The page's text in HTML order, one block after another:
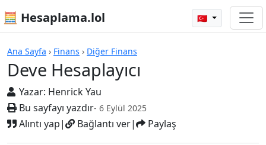
🧮 Hesaplama.lol 🇹🇷
Ana Sayfa › Finans › Diğer Finans
Deve Hesaplayıcı
Yazar: Henrick Yau
Bu sayfayı yazdır- 6 Eylül 2025
Alıntı yap| Bağlantı ver| Paylaş
Hesap Makineleri